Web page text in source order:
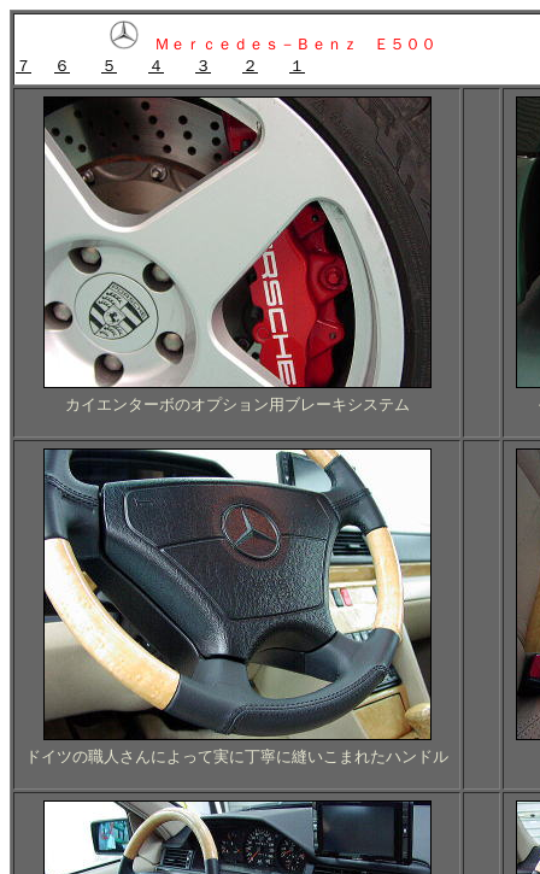
Ｍｅｒｃｅｄｅｓ－Ｂｅｎｚ Ｅ５００
７
６ ５ ４ ３ ２ １
カイエンターボのオプション用ブレーキシステム
ドイツの職人さんによって実に丁寧に縫いこまれたハンドル